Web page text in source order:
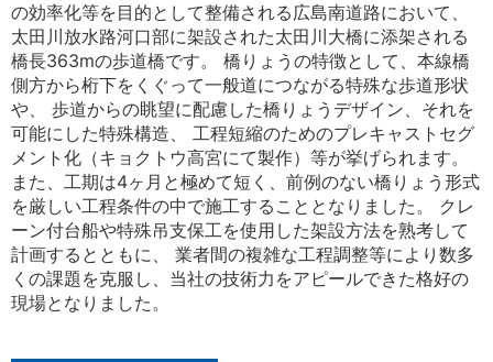
の効率化等を目的として整備される広島南道路において、
太田川放水路河口部に架設された太田川大橋に添架される
橋長363mの歩道橋です。 橋りょうの特徴として、本線橋
側方から桁下をくぐって一般道につながる特殊な歩道形状
や、 歩道からの眺望に配慮した橋りょうデザイン、それを
可能にした特殊構造、 工程短縮のためのプレキャストセグ
メント化（キョクトウ高宮にて製作）等が挙げられます。
また、工期は4ヶ月と極めて短く、前例のない橋りょう形式
を厳しい工程条件の中で施工することとなりました。 クレ
ーン付台船や特殊吊支保工を使用した架設方法を熟考して
計画するとともに、 業者間の複雑な工程調整等により数多
くの課題を克服し、当社の技術力をアピールできた格好の
現場となりました。